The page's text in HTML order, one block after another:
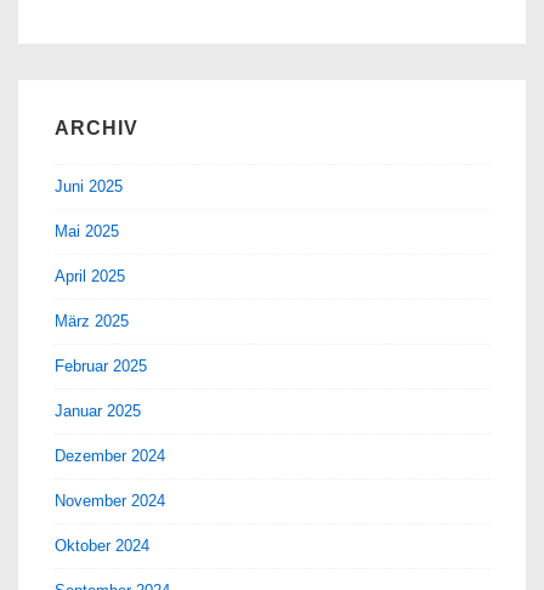
ARCHIV
Juni 2025
Mai 2025
April 2025
März 2025
Februar 2025
Januar 2025
Dezember 2024
November 2024
Oktober 2024